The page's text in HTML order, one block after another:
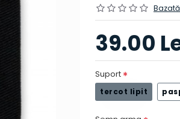
39.00
Suport
tercot lipit